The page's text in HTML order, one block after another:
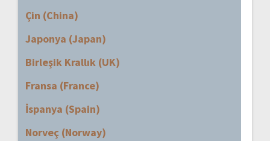
Çin (China)
Japonya (Japan)
Birleşik Krallık (UK)
Fransa (France)
İspanya (Spain)
Norveç (Norway)